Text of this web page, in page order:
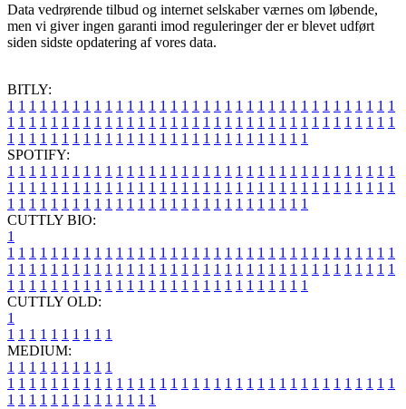
Data vedrørende tilbud og internet selskaber værnes om løbende,
men vi giver ingen garanti imod reguleringer der er blevet udført
siden sidste opdatering af vores data.
BITLY:
1 1 1 1 1 1 1 1 1 1 1 1 1 1 1 1 1 1 1 1 1 1 1 1 1 1 1 1 1 1 1 1 1 1 1 1
1 1 1 1 1 1 1 1 1 1 1 1 1 1 1 1 1 1 1 1 1 1 1 1 1 1 1 1 1 1 1 1 1 1 1 1
1 1 1 1 1 1 1 1 1 1 1 1 1 1 1 1 1 1 1 1 1 1 1 1 1 1 1 1
SPOTIFY:
1 1 1 1 1 1 1 1 1 1 1 1 1 1 1 1 1 1 1 1 1 1 1 1 1 1 1 1 1 1 1 1 1 1 1 1
1 1 1 1 1 1 1 1 1 1 1 1 1 1 1 1 1 1 1 1 1 1 1 1 1 1 1 1 1 1 1 1 1 1 1 1
1 1 1 1 1 1 1 1 1 1 1 1 1 1 1 1 1 1 1 1 1 1 1 1 1 1 1 1
CUTTLY BIO:
1
1 1 1 1 1 1 1 1 1 1 1 1 1 1 1 1 1 1 1 1 1 1 1 1 1 1 1 1 1 1 1 1 1 1 1 1
1 1 1 1 1 1 1 1 1 1 1 1 1 1 1 1 1 1 1 1 1 1 1 1 1 1 1 1 1 1 1 1 1 1 1 1
1 1 1 1 1 1 1 1 1 1 1 1 1 1 1 1 1 1 1 1 1 1 1 1 1 1 1 1
CUTTLY OLD:
1
1 1 1 1 1 1 1 1 1 1
MEDIUM:
1 1 1 1 1 1 1 1 1 1
1 1 1 1 1 1 1 1 1 1 1 1 1 1 1 1 1 1 1 1 1 1 1 1 1 1 1 1 1 1 1 1 1 1 1 1
1 1 1 1 1 1 1 1 1 1 1 1 1 1